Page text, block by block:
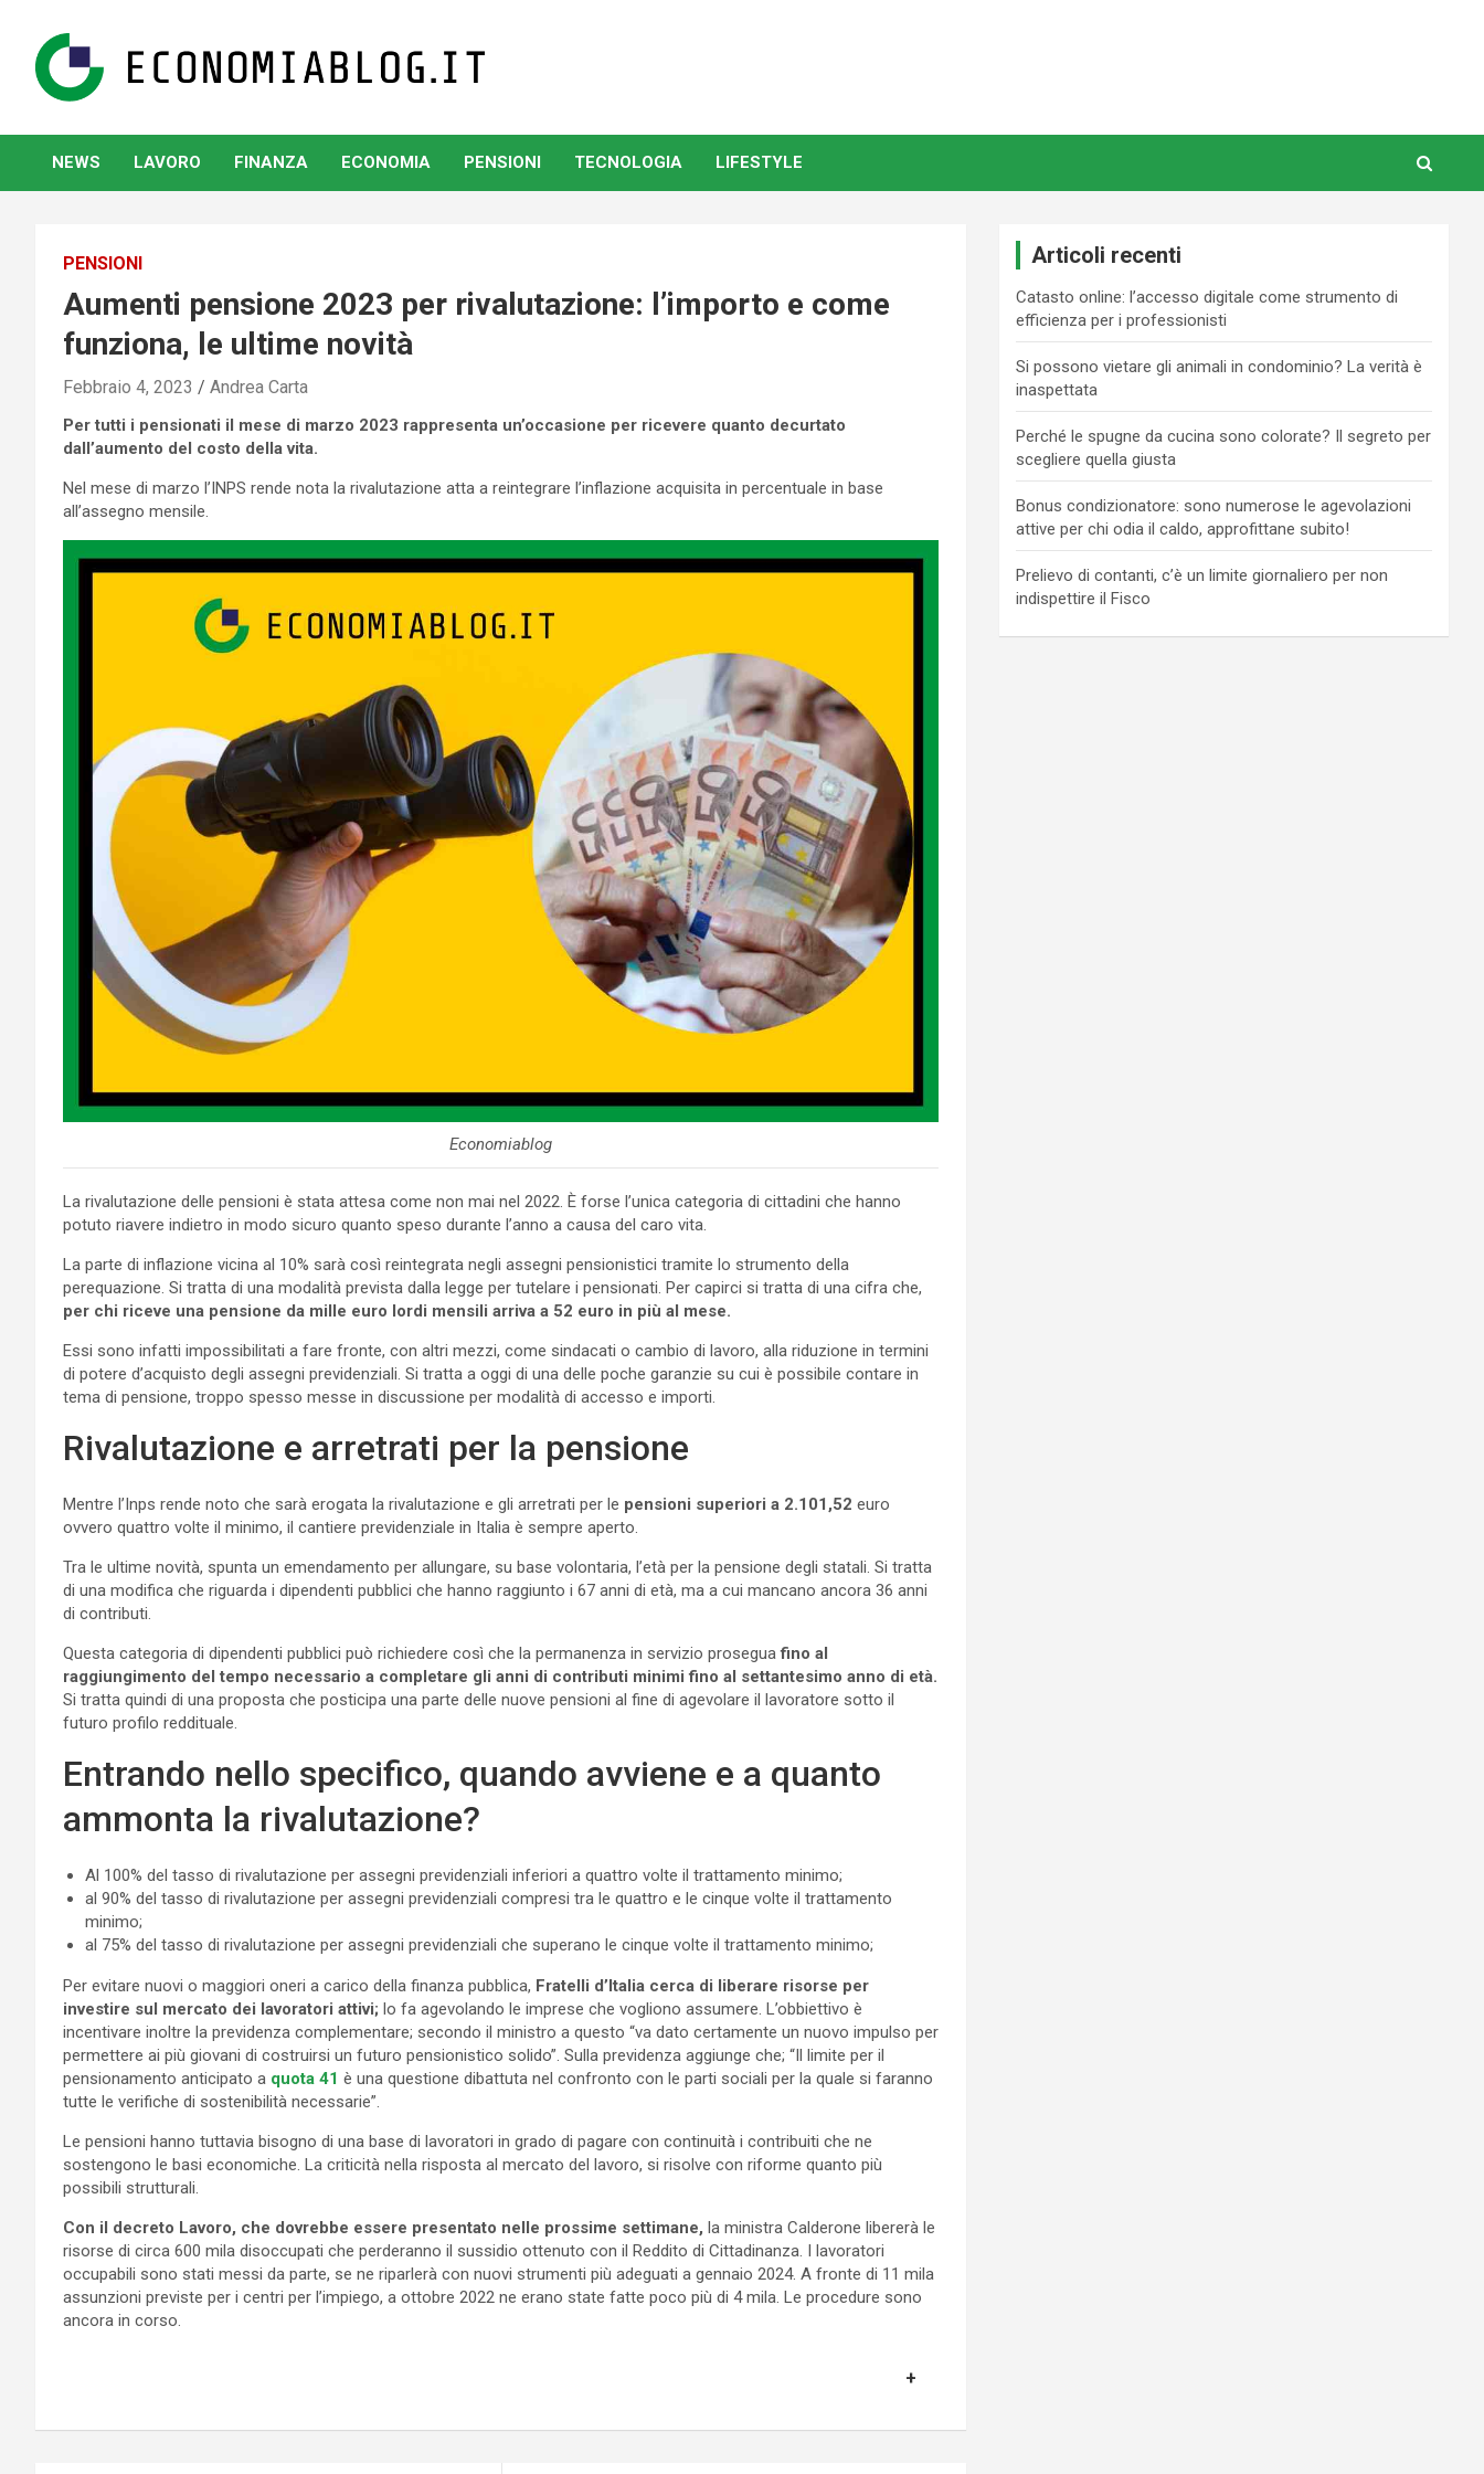
content
www.economiablog.it
NEWS LAVORO FINANZA ECONOMIA PENSIONI TECNOLOGIA LIFESTYLE
PENSIONI
Aumenti pensione 2023 per rivalutazione: l’importo e come
funziona, le ultime novità
Febbraio 4, 2023 Andrea Carta
Per tutti i pensionati il mese di marzo 2023 rappresenta un’occasione per ricevere quanto decurtato
dall’aumento del costo della vita.
Nel mese di marzo l’INPS rende nota la rivalutazione atta a reintegrare l’inflazione acquisita in percentuale in base
all’assegno mensile.
Economiablog
La rivalutazione delle pensioni è stata attesa come non mai nel 2022. È forse l’unica categoria di cittadini che hanno
potuto riavere indietro in modo sicuro quanto speso durante l’anno a causa del caro vita.
La parte di inflazione vicina al 10% sarà così reintegrata negli assegni pensionistici tramite lo strumento della
perequazione. Si tratta di una modalità prevista dalla legge per tutelare i pensionati. Per capirci si tratta di una cifra che,
per chi riceve una pensione da mille euro lordi mensili arriva a 52 euro in più al mese.
Essi sono infatti impossibilitati a fare fronte, con altri mezzi, come sindacati o cambio di lavoro, alla riduzione in termini
di potere d’acquisto degli assegni previdenziali. Si tratta a oggi di una delle poche garanzie su cui è possibile contare in
tema di pensione, troppo spesso messe in discussione per modalità di accesso e importi.
Rivalutazione e arretrati per la pensione
Mentre l’Inps rende noto che sarà erogata la rivalutazione e gli arretrati per le pensioni superiori a 2.101,52 euro
ovvero quattro volte il minimo, il cantiere previdenziale in Italia è sempre aperto.
Tra le ultime novità, spunta un emendamento per allungare, su base volontaria, l’età per la pensione degli statali. Si tratta
di una modifica che riguarda i dipendenti pubblici che hanno raggiunto i 67 anni di età, ma a cui mancano ancora 36 anni
di contributi.
Questa categoria di dipendenti pubblici può richiedere così che la permanenza in servizio proseguafino al
raggiungimento del tempo necessario a completare gli anni di contributi minimi fino al settantesimo anno di età.
Si tratta quindi di una proposta che posticipa una parte delle nuove pensioni al fine di agevolare il lavoratore sotto il
futuro profilo reddituale.
Entrando nello specifico, quando avviene e a quanto
ammonta la rivalutazione?
Al 100% del tasso di rivalutazione per assegni previdenziali inferiori a quattro volte il trattamento minimo;
al 90% del tasso di rivalutazione per assegni previdenziali compresi tra le quattro e le cinque volte il trattamento
minimo;
al 75% del tasso di rivalutazione per assegni previdenziali che superano le cinque volte il trattamento minimo;
Per evitare nuovi o maggiori oneri a carico della finanza pubblica, Fratelli d’Italia cerca di liberare risorse per
investire sul mercato dei lavoratori attivi; lo fa agevolando le imprese che vogliono assumere. L’obbiettivo è
incentivare inoltre la previdenza complementare; secondo il ministro a questo “va dato certamente un nuovo impulso per
permettere ai più giovani di costruirsi un futuro pensionistico solido”. Sulla previdenza aggiunge che; “Il limite per il
pensionamento anticipato a quota 41 è una questione dibattuta nel confronto con le parti sociali per la quale si faranno
tutte le verifiche di sostenibilità necessarie”.
Le pensioni hanno tuttavia bisogno di una base di lavoratori in grado di pagare con continuità i contribuiti che ne
sostengono le basi economiche. La criticità nella risposta al mercato del lavoro, si risolve con riforme quanto più
possibili strutturali.
Con il decreto Lavoro, che dovrebbe essere presentato nelle prossime settimane, la ministra Calderone libererà le
risorse di circa 600 mila disoccupati che perderanno il sussidio ottenuto con il Reddito di Cittadinanza. I lavoratori
occupabili sono stati messi da parte, se ne riparlerà con nuovi strumenti più adeguati a gennaio 2024. A fronte di 11 mila
assunzioni previste per i centri per l’impiego, a ottobre 2022 ne erano state fatte poco più di 4 mila. Le procedure sono
ancora in corso.
Articoli recenti
Catasto online: l’accesso digitale come strumento di
efficienza per i professionisti
Si possono vietare gli animali in condominio? La verità è
inaspettata
Perché le spugne da cucina sono colorate? Il segreto per
scegliere quella giusta
Bonus condizionatore: sono numerose le agevolazioni
attive per chi odia il caldo, approfittane subito!
Prelievo di contanti, c’è un limite giornaliero per non
indispettire il Fisco